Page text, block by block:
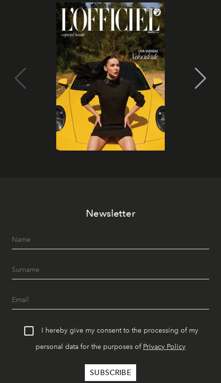
Newsletter
I hereby give my consent to the processing of my
personal data for the purposes of Privacy Policy